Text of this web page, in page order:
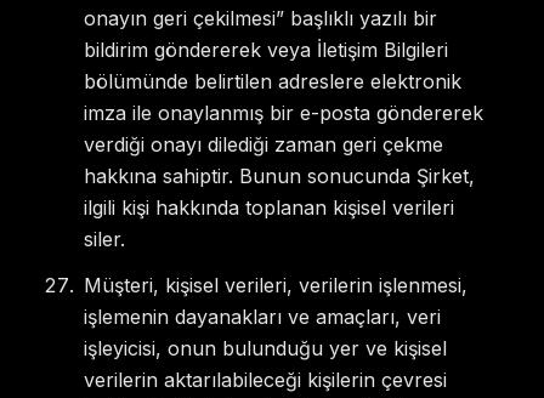
onayın geri çekilmesi” başlıklı yazılı bir
bildirim göndererek veya İletişim Bilgileri
bölümünde belirtilen adreslere elektronik
imza ile onaylanmış bir e-posta göndererek
verdiği onayı dilediği zaman geri çekme
hakkına sahiptir. Bunun sonucunda Şirket,
ilgili kişi hakkında toplanan kişisel verileri
siler.
Müşteri, kişisel verileri, verilerin işlenmesi,
işlemenin dayanakları ve amaçları, veri
işleyicisi, onun bulunduğu yer ve kişisel
verilerin aktarılabileceği kişilerin çevresi